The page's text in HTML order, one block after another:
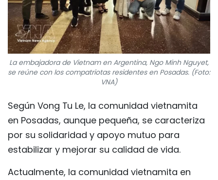
La embajadora de Vietnam en Argentina, Ngo Minh Nguyet,
se reúne con los compatriotas residentes en Posadas. (Foto:
VNA)
Según Vong Tu Le, la comunidad vietnamita
en Posadas, aunque pequeña, se caracteriza
por su solidaridad y apoyo mutuo para
estabilizar y mejorar su calidad de vida.
Actualmente, la comunidad vietnamita en